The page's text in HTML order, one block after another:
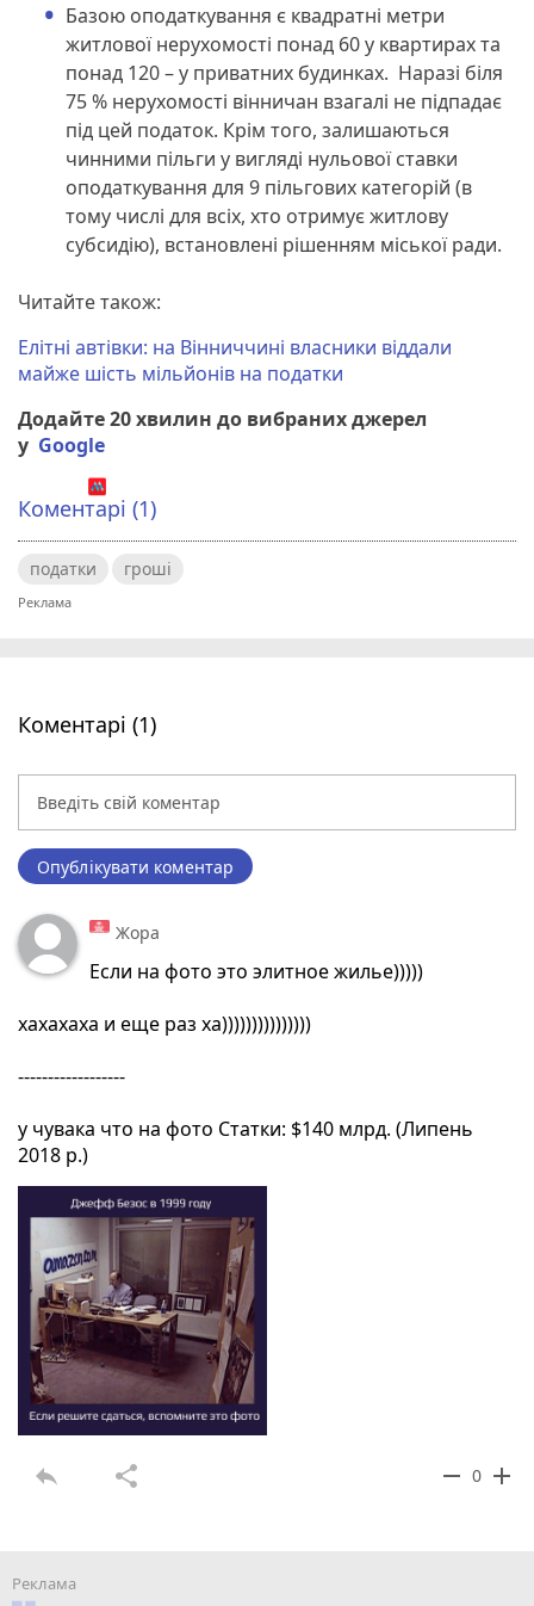
Базою оподаткування є квадратні метри
житлової нерухомості понад 60 у квартирах та
понад 120 – у приватних будинках. Наразі біля
75 % нерухомості вінничан взагалі не підпадає
під цей податок. Крім того, залишаються
чинними пільги у вигляді нульової ставки
оподаткування для 9 пільгових категорій (в
тому числі для всіх, хто отримує житлову
субсидію), встановлені рішенням міської ради.
Читайте також:
Елітні автівки: на Вінниччині власники віддали
майже шість мільйонів на податки
Додайте 20 хвилин до вибраних джерел
у Google
Коментарі (1)
податки гроші
Коментарі (1)
Опублікувати коментар
Жора
Если на фото это элитное жилье)))))
хахахаха и еще раз ха)))))))))))))))
------------------
у чувака что на фото Статки‎: ‎$140 млрд. (Липень
2018 р.)
reply share remove 0 add